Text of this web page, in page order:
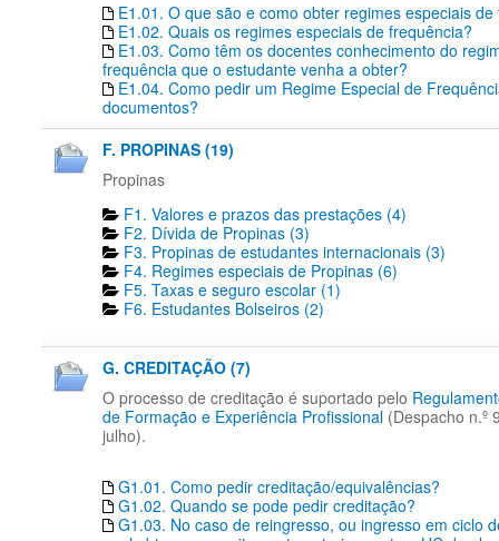
E1.01. O que são e como obter regimes especiais
E1.02. Quais os regimes especiais de frequência?
E1.03. Como têm os docentes conhecimento do
frequência que o estudante venha a obter?
E1.04. Como pedir um Regime Especial de
documentos?
F. PROPINAS (19)
Propinas
F1. Valores e prazos das prestações (4)
F2. Dívida de Propinas (3)
F3. Propinas de estudantes internacionais (3)
F4. Regimes especiais de Propinas (6)
F5. Taxas e seguro escolar (1)
F6. Estudantes Bolseiros (2)
G. CREDITAÇÃO (7)
O processo de creditação é suportado pelo
de Formação e Experiência Profissional (Despacho n.º
julho).
G1.01. Como pedir creditação/equivalências?
G1.02. Quando se pode pedir creditação?
G1.03. No caso de reingresso, ou ingresso em ciclo